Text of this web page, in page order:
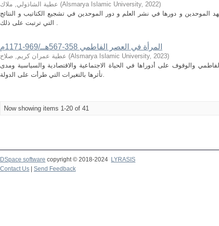
عطية الشاذولي, ملاك (Alsmarya Islamic University, 2022)
و دورها في نشر العلم و دور الموحدين في تشجيع الكتاتيب و النتائج
التي ترتبت على ذلك .
المرأة في العصر الفاطمي 358-567هــ/969-1171م
عطية عمران كريم, صلاح (Alsmarya Islamic University, 2023)
والوقوف على أدوراها في الحياة الاجتماعية والاقتصادية والسياسية ومدى
تأثرها بالتغيرات التي طرأت على الدولة.
Now showing items 1-20 of 41
DSpace software copyright © 2018-2024 LYRASIS
Contact Us
Send Feedback